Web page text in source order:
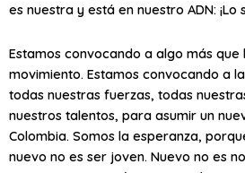
es nuestra y está en nuestro ADN: ¡Lo
Estamos convocando a algo más
movimiento. Estamos convocando a
todas nuestras fuerzas, todas
nuestros talentos, para asumir un
Colombia. Somos la esperanza,
nuevo no es ser joven. Nuevo no es